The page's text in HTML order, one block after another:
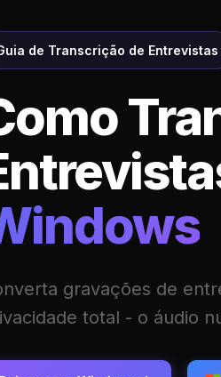
de Transcrição de Entrevistas
gravações de
total - o áudio